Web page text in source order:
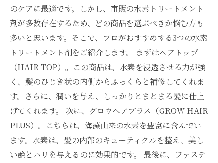
のケアに最適です。しかし、市販の水素トリートメント
剤が多数存在するため、どの商品を選ぶべきか悩む方も
多いと思います。そこで、プロがおすすめする3つの水素
トリートメント剤をご紹介します。 まずはヘアトップ
（HAIR TOP）。この商品は、水素を浸透させる力が強
く、髪のひじき状の内側からふっくらと補修してくれま
す。さらに、潤いを与え、しっかりとまとまる髪に仕上
げてくれます。 次に、グロウヘアプラス（GROW HAIR
PLUS）。こちらは、海藻由来の水素を豊富に含んでい
ます。水素は、髪の内部のキューティクルを整え、美し
い艶とハリを与えるのに効果的です。 最後に、ファステ